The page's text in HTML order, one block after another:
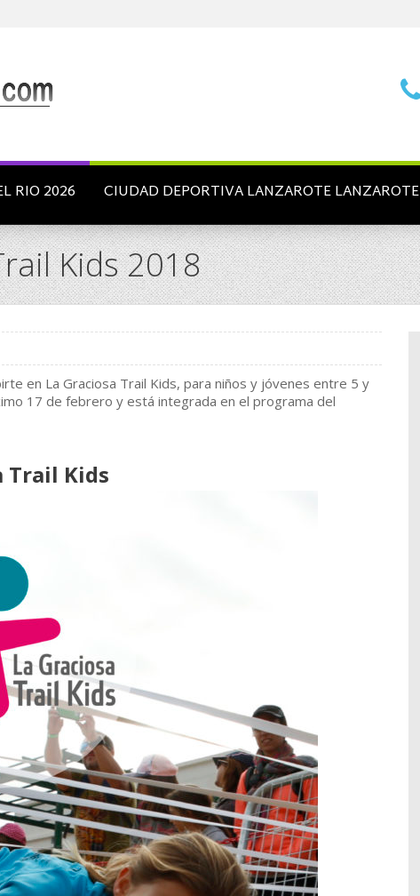
RIO 2026 CIUDAD DEPORTIVA LANZAROTE LANZAROTE
Kids 2018
en La Graciosa Trail Kids, para niños y jóvenes entre 5 y
17 de febrero y está integrada en el programa del
Trail Kids